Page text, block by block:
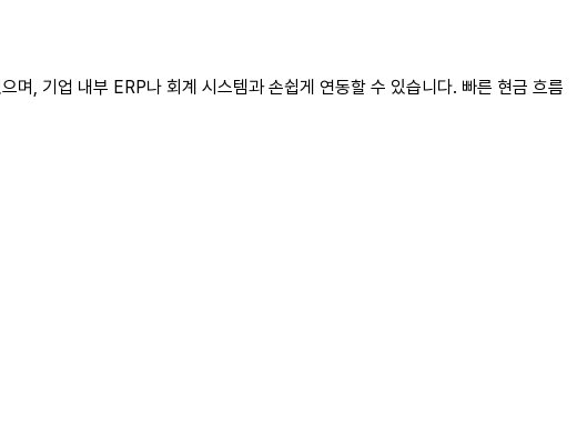
며, 기업 내부 ERP나 회계 시스템과 손쉽게 연동할 수 있습니다. 빠른 현금 흐름